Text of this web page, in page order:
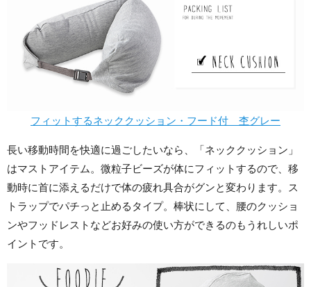
フィットするネッククッション・フード付 杢グレー
長い移動時間を快適に過ごしたいなら、「ネッククッション」
はマストアイテム。微粒子ビーズが体にフィットするので、移
動時に首に添えるだけで体の疲れ具合がグンと変わります。ス
トラップでパチっと止めるタイプ。棒状にして、腰のクッショ
ンやフッドレストなどお好みの使い方ができるのもうれしいポ
イントです。